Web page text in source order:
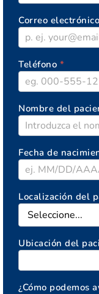
Correo electrónico
Teléfono *
Nombre del
Fecha de
Localización del
Ubicación del
¿Cómo podemos